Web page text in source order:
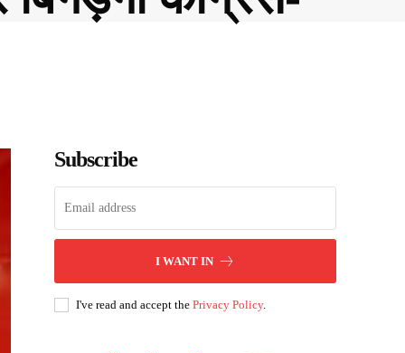
Subscribe
I WANT IN
I've read and accept thePrivacy Policy.